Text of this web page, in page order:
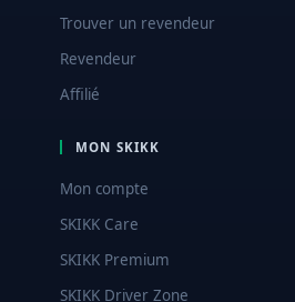
Trouver un revendeur
Revendeur
Affilié
MON SKIKK
Mon compte
SKIKK Care
SKIKK Premium
SKIKK Driver Zone